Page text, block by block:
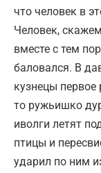
что человек в
Человек,
вместе с тем
баловался. В
кузнецы
то ружьишко
иволги летят
птицы и
ударил по ним